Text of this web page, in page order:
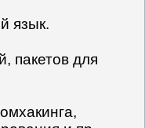
язык.
пакетов для